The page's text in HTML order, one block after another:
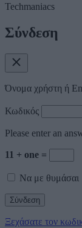
Techmaniacs
Σύνδεση
Όνομα χρήστη ή
Κωδικός
Please enter an
11 + one =
Να με θυμάσαι
Ξεχάσατε τον